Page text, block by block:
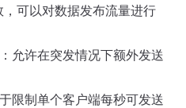
可以对数据发布流量进行
：允许在突发情况下额外发送
于限制单个客户端每秒可发送